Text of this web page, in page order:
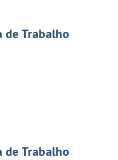
de Trabalho
de Trabalho